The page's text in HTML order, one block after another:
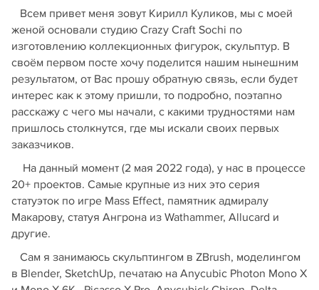
Всем привет меня зовут Кирилл Куликов, мы с моей
женой основали студию Crazy Craft Sochi по
изготовлению коллекционных фигурок, скульптур. В
своём первом посте хочу поделится нашим нынешним
результатом, от Вас прошу обратную связь, если будет
интерес как к этому пришли, то подробно, поэтапно
расскажу с чего мы начали, с какими трудностями нам
пришлось столкнутся, где мы искали своих первых
заказчиков.
На данный момент (2 мая 2022 года), у нас в процессе
20+ проектов. Самые крупные из них это серия
статуэток по игре Mass Effect, памятник адмиралу
Макарову, статуя Ангрона из Wathammer, Allucard и
другие.
Сам я занимаюсь скульптингом в ZBrush, моделингом
в Blender, SketchUp, печатаю на Anycubic Photon Mono X